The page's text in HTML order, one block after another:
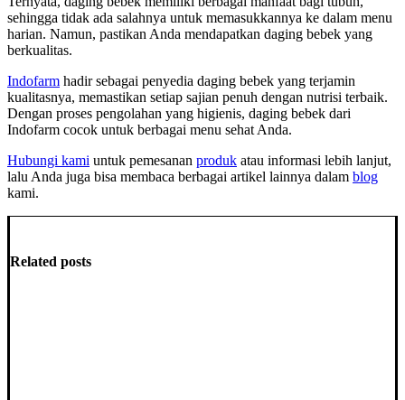
sehingga tidak ada salahnya untuk memasukkannya ke dalam menu
harian. Namun, pastikan Anda mendapatkan daging bebek yang
berkualitas.
Indofarm hadir sebagai penyedia daging bebek yang terjamin
kualitasnya, memastikan setiap sajian penuh dengan nutrisi terbaik.
Dengan proses pengolahan yang higienis, daging bebek dari
Indofarm cocok untuk berbagai menu sehat Anda.
Hubungi kami untuk pemesanan produk atau informasi lebih lanjut,
lalu Anda juga bisa membaca berbagai artikel lainnya dalam blog
kami.
Related posts